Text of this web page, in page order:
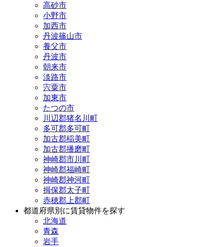
高砂市
小野市
加西市
丹波篠山市
養父市
丹波市
朝来市
淡路市
宍粟市
加東市
たつの市
川辺郡猪名川町
多可郡多可町
加古郡稲美町
加古郡播磨町
神崎郡市川町
神崎郡福崎町
神崎郡神河町
揖保郡太子町
赤穂郡上郡町
都道府県別に賃貸物件を探す
北海道
青森
岩手